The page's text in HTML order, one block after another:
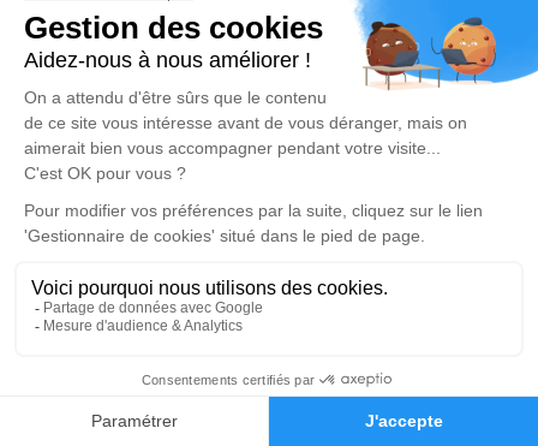
Faire-part Hommages
Nous vous invitons à utiliser cet espace pour
laisser vos condoléances, partager des photos
souvenirs, une anecdote ou exprimer vos pensées
à travers des poèmes ou des textes. Cet endroit
est un lieu d'expression dédié à honorer la
mémoire de Monique HIRON.
Un service de plantation d’arbre hommage est
disponible ici.
Je rends hommage
jeudi 25 septembre 2025 à 10h30
Église Saint Pierre de Trélazé